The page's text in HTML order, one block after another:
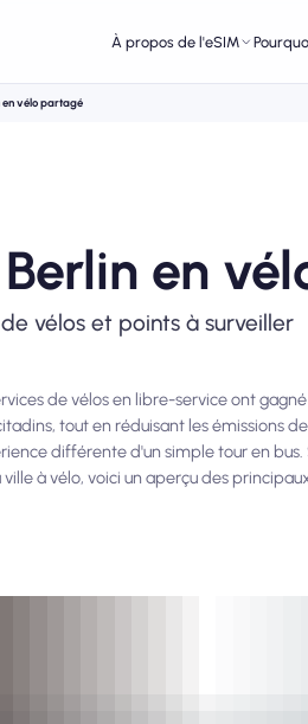
À propos de l'eSIM
en vélo partagé
en
vélos et points à surveiller
de vélos en libre-service ont
tout en réduisant les émissions
différente d'un simple tour en
à vélo, voici un aperçu des